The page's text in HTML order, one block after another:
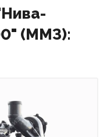
(ММЗ):